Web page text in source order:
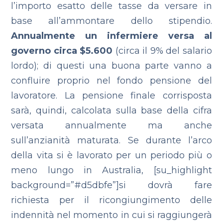
l’importo esatto delle tasse da versare in
base all’ammontare dello stipendio.
Annualmente un infermiere versa al
governo circa $5.600 (circa il 9% del salario
lordo); di questi una buona parte vanno a
confluire proprio nel fondo pensione del
lavoratore. La pensione finale corrisposta
sarà, quindi, calcolata sulla base della cifra
versata annualmente ma anche
sull’anzianità maturata. Se durante l’arco
della vita si è lavorato per un periodo più o
meno lungo in Australia, [su_highlight
background=”#d5dbfe”]si dovrà fare
richiesta per il ricongiungimento delle
indennità nel momento in cui si raggiungerà